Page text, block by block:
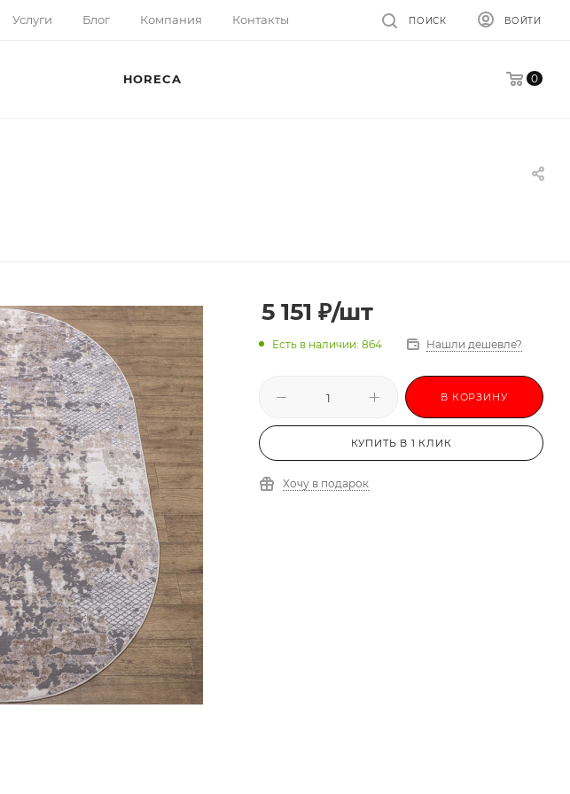
Услуги Блог Компания Контакты ВОЙТИ
ПОИСК
0
HORECA
5 151 ₽/шт
Есть в наличии: 864 Нашли дешевле?
В КОРЗИНУ
КУПИТЬ В 1 КЛИК
Хочу в подарок